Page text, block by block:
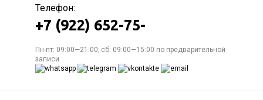
Телефон:
+7 (922) 652-75-
Пн-пт: 09:00—21:00; сб: 09:00—15:00 по предварительной
записи